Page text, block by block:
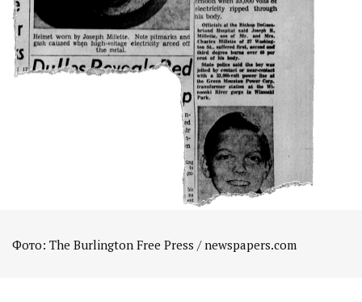
Фото: The Burlington Free Press / newspapers.com